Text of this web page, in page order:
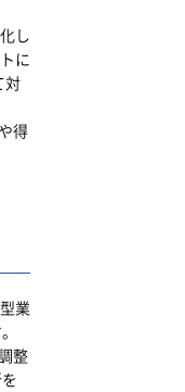
し
に
対
得
業
整